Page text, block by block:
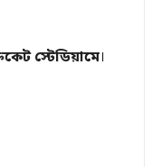
স্টেডিয়ামে।